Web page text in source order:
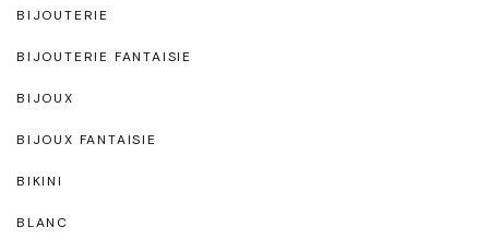
BIJOUTERIE
BIJOUTERIE FANTAISIE
BIJOUX
BIJOUX FANTAISIE
BIKINI
BLANC